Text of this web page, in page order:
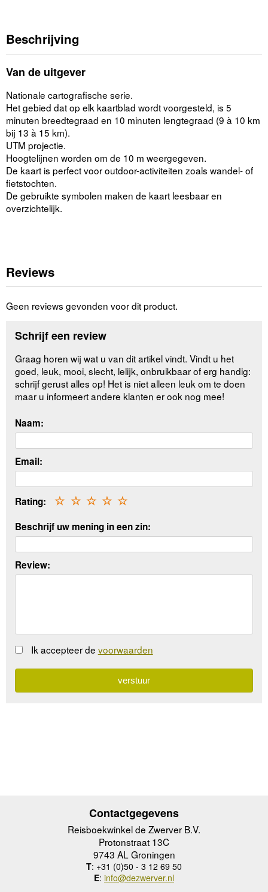
Beschrijving
Van de uitgever
Nationale cartografische serie.
Het gebied dat op elk kaartblad wordt voorgesteld, is 5
minuten breedtegraad en 10 minuten lengtegraad (9 à 10 km
bij 13 à 15 km).
UTM projectie.
Hoogtelijnen worden om de 10 m weergegeven.
De kaart is perfect voor outdoor-activiteiten zoals wandel- of
fietstochten.
De gebruikte symbolen maken de kaart leesbaar en
overzichtelijk.
Reviews
Geen reviews gevonden voor dit product.
Schrijf een review
Graag horen wij wat u van dit artikel vindt. Vindt u het
goed, leuk, mooi, slecht, lelijk, onbruikbaar of erg handig:
schrijf gerust alles op! Het is niet alleen leuk om te doen
maar u informeert andere klanten er ook nog mee!
Naam:
Email:
Rating: ☆
☆
☆
☆
☆
Beschrijf uw mening in een zin:
Review:
Ik accepteer de voorwaarden
Contactgegevens
Reisboekwinkel de Zwerver B.V.
Protonstraat 13C
9743 AL Groningen
T: +31 (0)50 - 3 12 69 50
E: info@dezwerver.nl